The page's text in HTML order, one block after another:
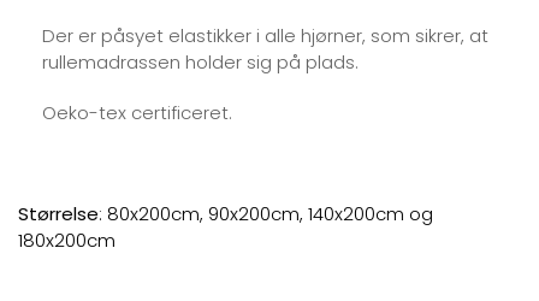
Der er påsyet elastikker i alle hjørner, som sikrer, at
rullemadrassen holder sig på plads.
Oeko-tex certificeret.
Størrelse: 80x200cm, 90x200cm, 140x200cm og
180x200cm